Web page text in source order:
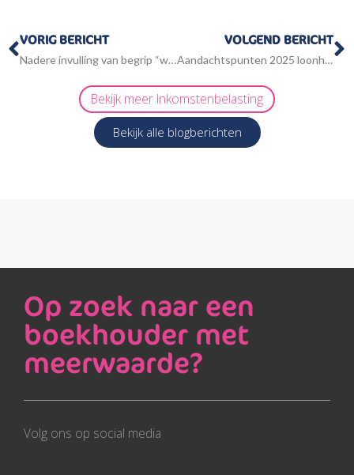
Vorige
VORIG BERICHT
Nadere invulling van begrip “werkelijk rendement”
VOLGEND BERICHT
Aandachtspunten 2025 loonheffingen
Bekijk meer Inkomstenbelasting
Bekijk alle blogberichten
Op zoek naar een
boekhouder met
meerwaarde?
Volg ons op social media